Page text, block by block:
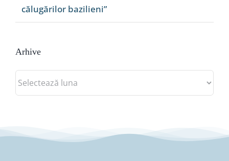
călugărilor bazilieni”
Arhive
Arhive